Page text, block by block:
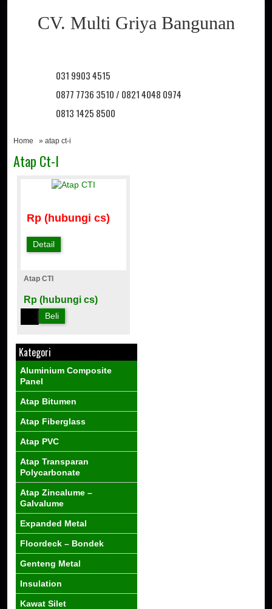
CV. Multi Griya Bangunan
031 9903 4515
0877 7736 3510 / 0821 4048 0974
0813 1425 8500
Home » atap ct-i
Atap Ct-I
Rp (hubungi cs)
Detail
Atap CTI
Rp (hubungi cs)
Beli
Kategori
Aluminium Composite
Panel
Atap Bitumen
Atap Fiberglass
Atap PVC
Atap Transparan
Polycarbonate
Atap Zincalume –
Galvalume
Expanded Metal
Floordeck – Bondek
Genteng Metal
Insulation
Kawat Silet